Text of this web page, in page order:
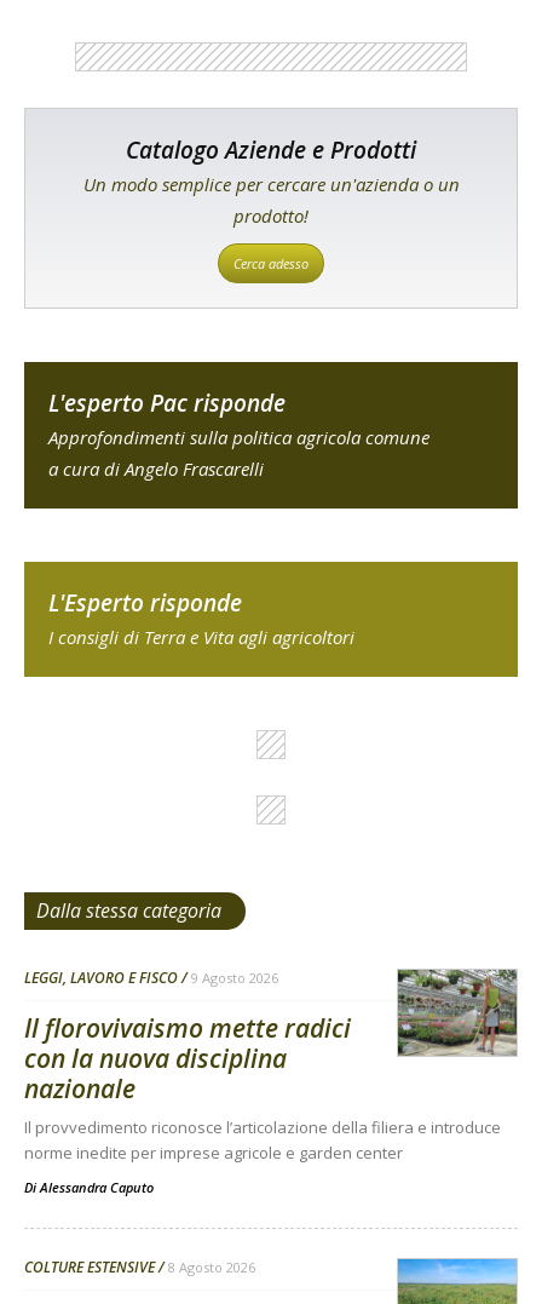
Catalogo Aziende e Prodotti
Un modo semplice per cercare un'azienda o un
prodotto!
Cerca adesso
L'esperto Pac risponde
Approfondimenti sulla politica agricola comune
a cura di Angelo Frascarelli
L'Esperto risponde
I consigli di Terra e Vita agli agricoltori
Dalla stessa categoria
LEGGI, LAVORO E FISCO 9 Agosto 2026
Il florovivaismo mette radici
con la nuova disciplina
nazionale
Il provvedimento riconosce l’articolazione della filiera e introduce
norme inedite per imprese agricole e garden center
DiAlessandra Caputo
COLTURE ESTENSIVE 8 Agosto 2026